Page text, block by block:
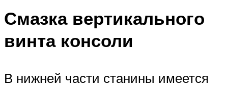
Смазка вертикального
винта консоли
В нижней части станины имеется